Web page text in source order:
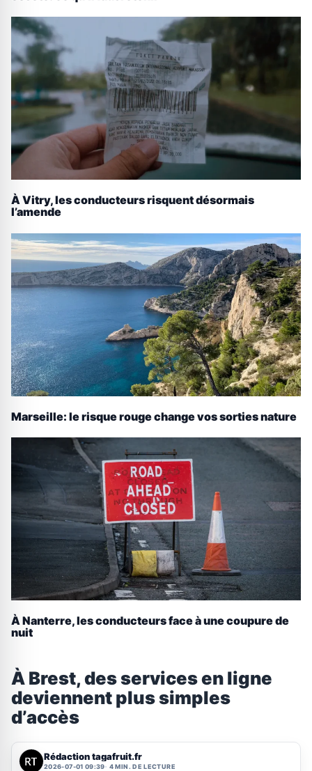
À Vitry, les conducteurs risquent désormais
l’amende
Marseille: le risque rouge change vos sorties nature
À Nanterre, les conducteurs face à une coupure de
nuit
À Brest, des services en ligne
deviennent plus simples
d’accès
Rédaction tagafruit.fr
2026-07-01 09:39 4 MIN. DE LECTURE